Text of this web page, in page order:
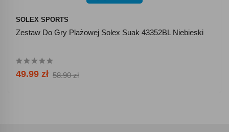
SOLEX SPORTS
Zestaw Do Gry Plażowej Solex Suak 43352BL Niebieski
49.99 zł 58.90 zł